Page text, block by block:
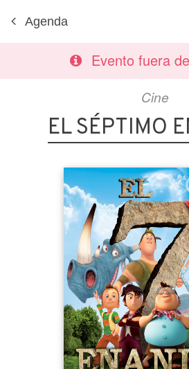
Agenda
Evento fuera
Cine
EL SÉPTIMO